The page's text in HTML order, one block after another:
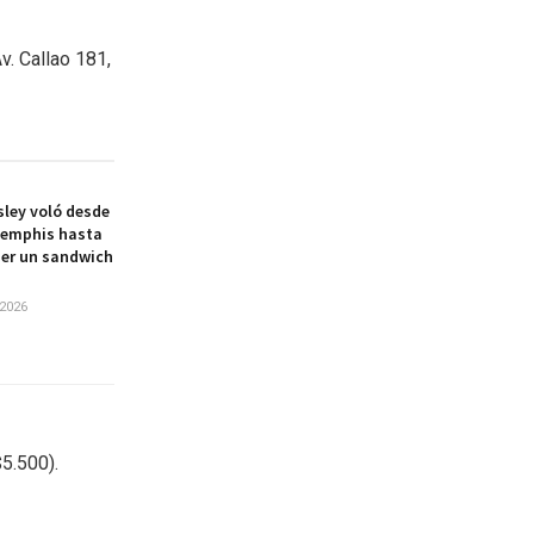
Callao 181,
voló desde
hasta
un sandwich